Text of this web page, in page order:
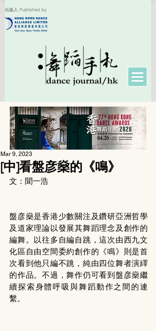
出版人 Published by
[中]看盤彦燊的《鳴》
Mar 9, 2023
文：聞一浩
盤彦燊是香港少數關注及鑽研亞洲哲學
及道家理論以發展其舞蹈理念及創作的
編舞。以往多自編自跳，這次由西九文
化區自由空間委約創作的《鳴》則是首
次看到他只編不跳，純由四位舞者演繹
的作品。不過，舞作仍可看到盤彦燊繼
續探索身體呼吸與舞蹈動作之間的連
繫。